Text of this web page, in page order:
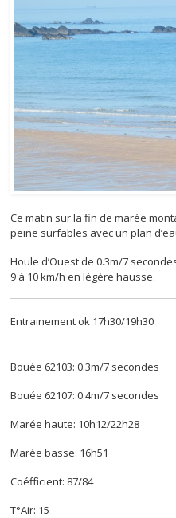
Ce matin sur la fin de marée
peine surfables avec un plan
Houle d’Ouest de 0.3m/7
9 à 10 km/h en légère hausse.
Entrainement ok 17h30/19h30
Bouée 62103: 0.3m/7 secondes
Bouée 62107: 0.4m/7 secondes
Marée haute: 10h12/22h28
Marée basse: 16h51
Coéfficient: 87/84
T°Air: 15